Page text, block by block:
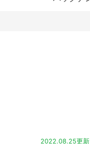
2022.08.25更新